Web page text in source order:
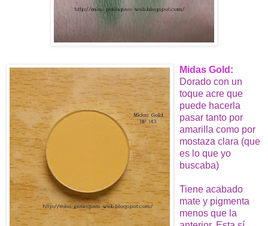
Midas Gold :
Dorado con un
toque acre que
puede hacerla
pasar tanto por
amarilla como por
mostaza clara (que
es lo que yo
buscaba)
Tiene acabado
mate y pigmenta
menos que la